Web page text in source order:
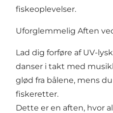
fiskeoplevelser.
Uforglemmelig Aften
Lad dig forføre af UV-
danser i takt med
glød fra bålene, mens
fiskeretter.
Dette er en aften, hvor